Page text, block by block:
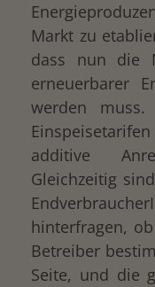
Markt zu
dass nun die
erneuerbarer
werden
additive
Gleichzeitig
hinterfragen,
Betreiber
Seite, und die